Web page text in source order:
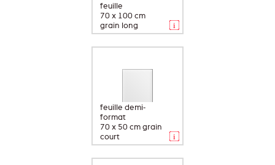
feuille
70 x 100 cm
grain long
feuille demi-
format
70 x 50 cm grain
court